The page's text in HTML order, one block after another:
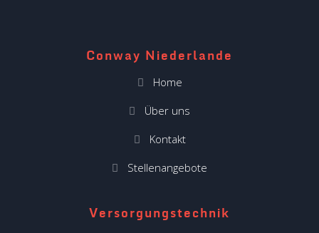
Conway Niederlande
Home
Über uns
Kontakt
Stellenangebote
Versorgungstechnik